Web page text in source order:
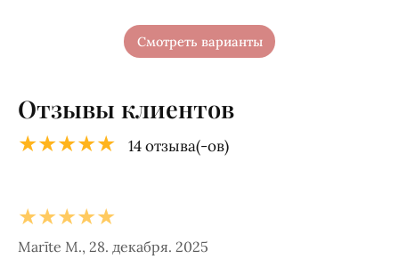
Смотреть варианты
Отзывы клиентов
★★★★★ 14 отзыва(-ов)
★★★★★
Marīte M., 28. декабря. 2025